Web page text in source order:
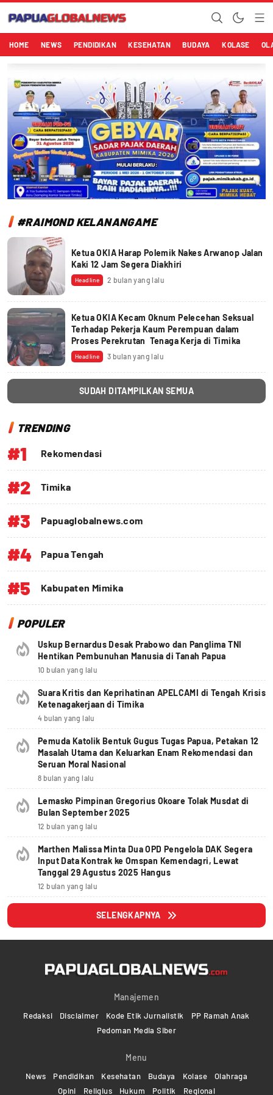
Papuaglobalnews.com
Menulis Fakta dengan Hati Bening
HOME NEWS PENDIDIKAN KESEHATAN BUDAYA KOLASE
#RAIMOND KELANANGAME
Ketua OKIA Harap Polemik Nakes Arwanop Jalan
Kaki 12 Jam Segera Diakhiri
Headline 2 bulan yang lalu
Ketua OKIA Kecam Oknum Pelecehan Seksual
Terhadap Pekerja Kaum Perempuan dalam
Proses Perekrutan Tenaga Kerja di Timika
Headline 3 bulan yang lalu
SUDAH DITAMPILKAN SEMUA
TRENDING
#1 Rekomendasi
#2 Timika
#3 Papuaglobalnews.com
#4 Papua Tengah
#5 Kabupaten Mimika
POPULER
Uskup Bernardus Desak Prabowo dan Panglima TNI
Hentikan Pembunuhan Manusia di Tanah Papua
10 bulan yang lalu
Suara Kritis dan Keprihatinan APELCAMI di Tengah Krisis
Ketenagakerjaan di Timika
4 bulan yang lalu
Pemuda Katolik Bentuk Gugus Tugas Papua, Petakan 12
Masalah Utama dan Keluarkan Enam Rekomendasi dan
Seruan Moral Nasional
8 bulan yang lalu
Lemasko Pimpinan Gregorius Okoare Tolak Musdat di
Bulan September 2025
12 bulan yang lalu
Marthen Malissa Minta Dua OPD Pengelola DAK Segera
Input Data Kontrak ke Omspan Kemendagri, Lewat
Tanggal 29 Agustus 2025 Hangus
12 bulan yang lalu
SELENGKAPNYA
Manajemen
Redaksi Disclaimer Kode Etik Jurnalistik
PP Ramah Anak
Pedoman Media Siber
Menu
News Pendidikan Kesehatan Budaya Kolase
Olahraga
Opini
Religius Hukum Politik Regional